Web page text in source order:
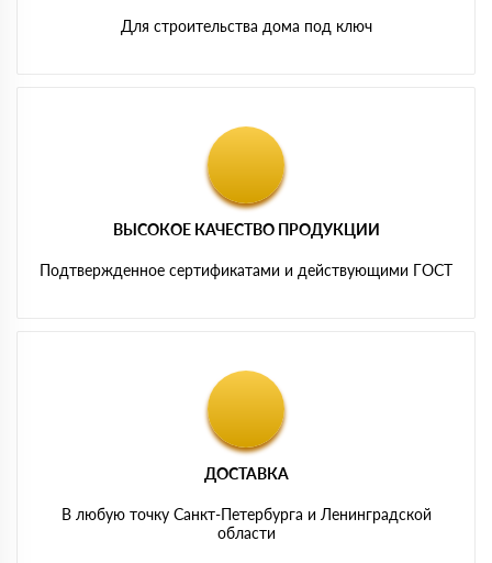
Для строительства дома под ключ
ВЫСОКОЕ КАЧЕСТВО ПРОДУКЦИИ
Подтвержденное сертификатами и действующими ГОСТ
ДОСТАВКА
В любую точку Санкт-Петербурга и Ленинградской
области